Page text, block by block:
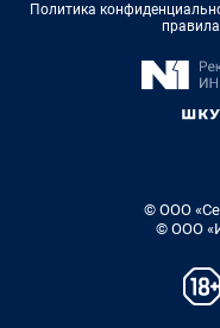
Политика
© ООО
© ООО